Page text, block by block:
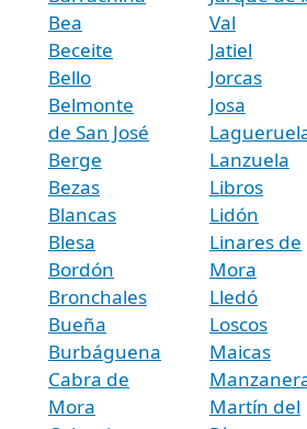
Bea
Beceite
Bello
Belmonte
de San José
Berge
Bezas
Blancas
Blesa
Bordón
Bronchales
Bueña
Burbáguena
Cabra de
Mora
Val
Jatiel
Jorcas
Josa
Lanzuela
Libros
Lidón
Linares de
Mora
Lledó
Loscos
Maicas
Martín del